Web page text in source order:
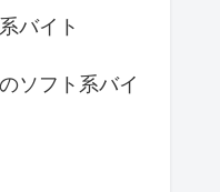
バイト
ソフト系バイ